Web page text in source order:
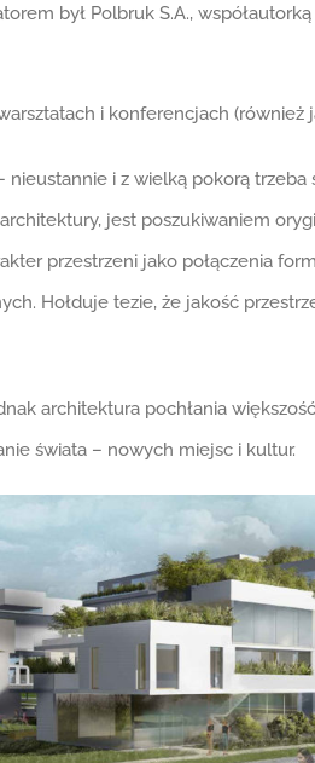
był Polbruk S.A.,
i konferencjach (również
i z wielką pokorą trzeba
jest poszukiwaniem
przestrzeni jako połączenia
Hołduje tezie, że jakość
architektura pochłania
świata – nowych miejsc i kultur.